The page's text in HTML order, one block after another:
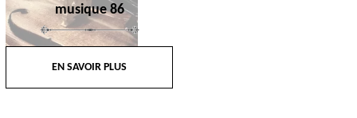
musique 86
EN SAVOIR PLUS